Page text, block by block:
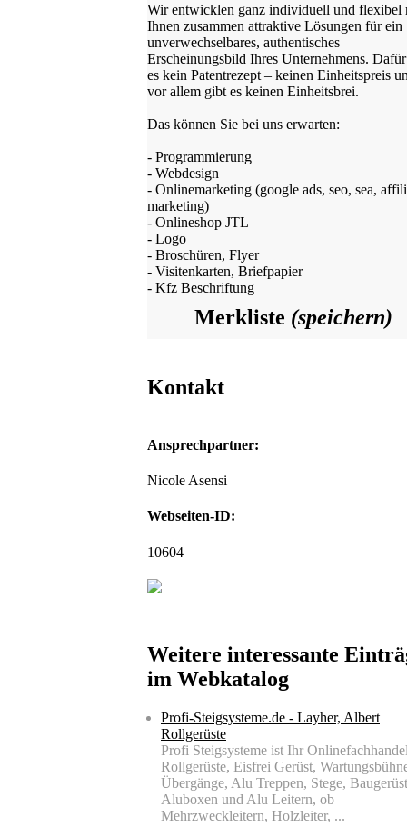
Wir entwicklen ganz individuell und flexibel
Ihnen zusammen attraktive Lösungen für ein
unverwechselbares, authentisches
Erscheinungsbild Ihres Unternehmens.
es kein Patentrezept – keinen Einheitspreis
vor allem gibt es keinen Einheitsbrei.
Das können Sie bei uns erwarten:
- Programmierung
- Webdesign
- Onlinemarketing (google ads, seo, sea,
marketing)
- Onlineshop JTL
- Logo
- Broschüren, Flyer
- Visitenkarten, Briefpapier
- Kfz Beschriftung
Merkliste (speichern)
Kontakt
Ansprechpartner:
Nicole Asensi
Webseiten-ID:
10604
Weitere interessante
im Webkatalog
Profi-Steigsysteme.de - Layher, Albert
Rollgerüste
Profi Steigsysteme ist Ihr
Rollgerüste, Eisfrei Gerüst,
Übergänge, Alu Treppen, Stege,
Aluboxen und Alu Leitern, ob
Mehrzweckleitern, Holzleiter, ...